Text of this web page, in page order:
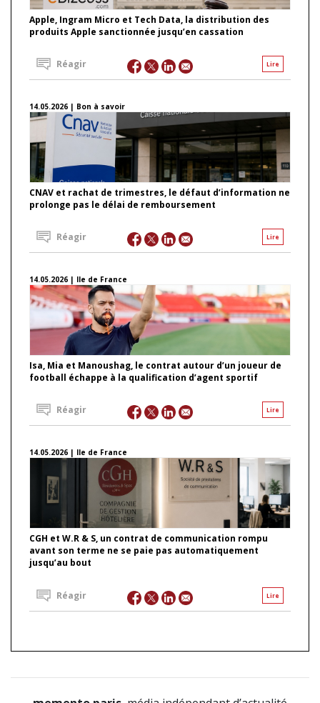
Apple, Ingram Micro et Tech Data, la distribution des
produits Apple sanctionnée jusqu’en cassation
Lire
Réagir
14.05.2026 | Bon à savoir
CNAV et rachat de trimestres, le défaut d’information ne
prolonge pas le délai de remboursement
Lire
Réagir
14.05.2026 | Ile de France
Isa, Mia et Manoushag, le contrat autour d’un joueur de
football échappe à la qualification d’agent sportif
Lire
Réagir
14.05.2026 | Ile de France
CGH et W.R & S, un contrat de communication rompu
avant son terme ne se paie pas automatiquement
jusqu’au bout
Lire
Réagir